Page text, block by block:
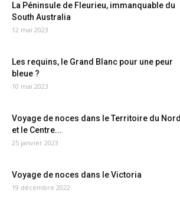
La Péninsule de Fleurieu, immanquable du
South Australia
12 mai 2023
Les requins, le Grand Blanc pour une peur
bleue ?
10 mai 2023
Voyage de noces dans le Territoire du Nord
et le Centre...
25 janvier 2023
Voyage de noces dans le Victoria
19 décembre 2022